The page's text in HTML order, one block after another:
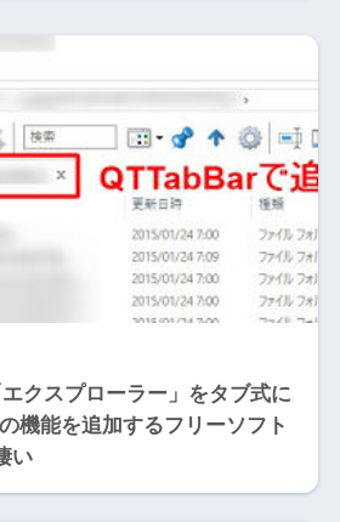
クスプローラー」をタブ式に
機能を追加するフリーソフト
い